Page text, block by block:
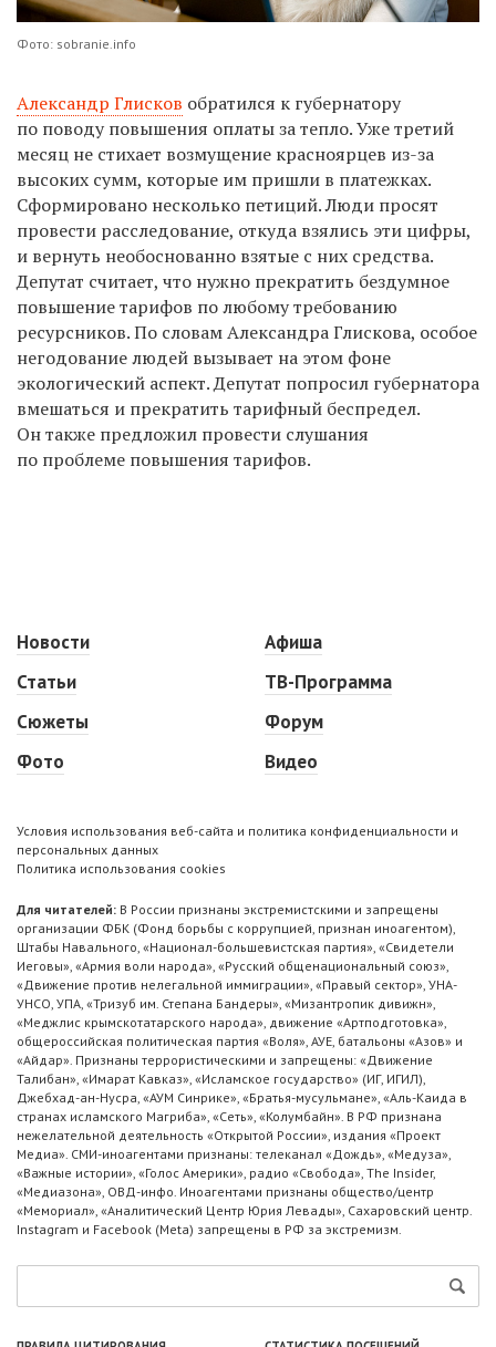
Фото: sobranie.info
Александр Глисков обратился к губернатору
по поводу повышения оплаты за тепло. Уже третий
месяц не стихает возмущение красноярцев из-за
высоких сумм, которые им пришли в платежках.
Сформировано несколько петиций. Люди просят
провести расследование, откуда взялись эти цифры,
и вернуть необоснованно взятые с них средства.
Депутат считает, что нужно прекратить бездумное
повышение тарифов по любому требованию
ресурсников. По словам Александра Глискова, особое
негодование людей вызывает на этом фоне
экологический аспект. Депутат попросил губернатора
вмешаться и прекратить тарифный беспредел.
Он также предложил провести слушания
по проблеме повышения тарифов.
Новости
Статьи
Сюжеты
Фото
Афиша
ТВ-Программа
Форум
Видео
Условия использования веб-сайта и политика конфиденциальности и
персональных данных
Политика использования cookies
Для читателей: В России признаны экстремистскими и запрещены
организации ФБК (Фонд борьбы с коррупцией, признан иноагентом),
Штабы Навального, «Национал-большевистская партия», «Свидетели
Иеговы», «Армия воли народа», «Русский общенациональный союз»,
«Движение против нелегальной иммиграции», «Правый сектор», УНА-
УНСО, УПА, «Тризуб им. Степана Бандеры», «Мизантропик дивижн»,
«Меджлис крымскотатарского народа», движение «Артподготовка»,
общероссийская политическая партия «Воля», АУЕ, батальоны «Азов» и
«Айдар». Признаны террористическими и запрещены: «Движение
Талибан», «Имарат Кавказ», «Исламское государство» (ИГ, ИГИЛ),
Джебхад-ан-Нусра, «АУМ Синрике», «Братья-мусульмане», «Аль-Каида в
странах исламского Магриба», «Сеть», «Колумбайн». В РФ признана
нежелательной деятельность «Открытой России», издания «Проект
Медиа». СМИ-иноагентами признаны: телеканал «Дождь», «Медуза»,
«Важные истории», «Голос Америки», радио «Свобода», The Insider,
«Медиазона», ОВД-инфо. Иноагентами признаны общество/центр
«Мемориал», «Аналитический Центр Юрия Левады», Сахаровский центр.
Instagram и Facebook (Metа) запрещены в РФ за экстремизм.